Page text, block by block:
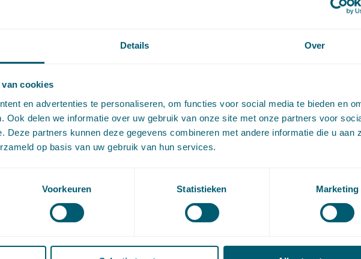
Details Over
cookies
en advertenties te personaliseren, om functies voor social media te bieden en
Ook delen we informatie over uw gebruik van onze site met onze partners voor
Deze partners kunnen deze gegevens combineren met andere informatie die u aan
op basis van uw gebruik van hun services.
Voorkeuren Statistieken Marketing
de rechtbank, wanneer ook de onteigende
waarderingsmethode of een combinatie
| Getagged
ex art. 58 Fw
bij het geven van een beschikking ex
van hoor en wederhoor in acht te nemen.
Wetgeving
ARCHIEF